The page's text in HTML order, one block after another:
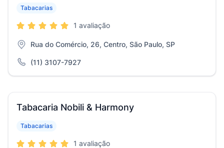
Tabacarias
1 avaliação
Rua do Comércio, 26, Centro, São Paulo, SP
(11) 3107-7927
Tabacaria Nobili & Harmony
Tabacarias
1 avaliação